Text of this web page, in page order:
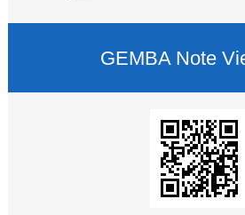
GEMBA Note